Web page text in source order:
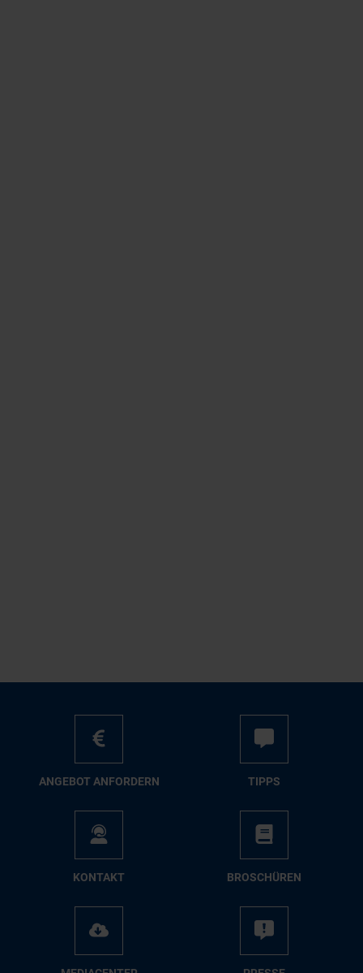
AN­GE­BOT AN­FOR­DERN TIPPS
KON­TAKT BRO­SCHÜ­REN